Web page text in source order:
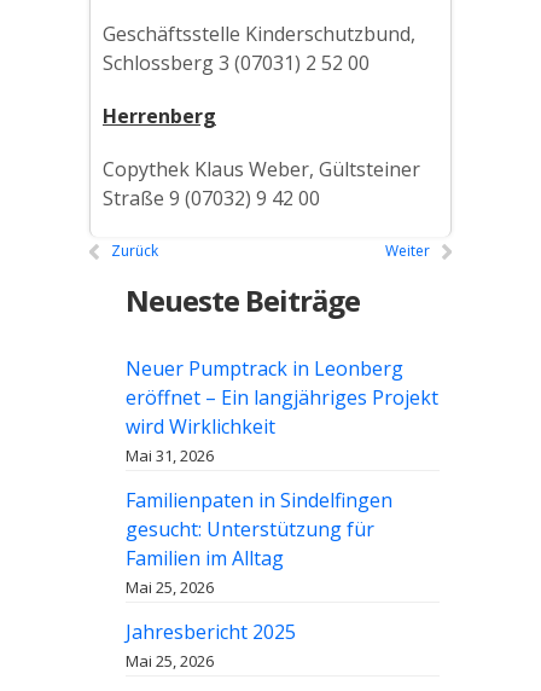
Geschäftsstelle Kinderschutzbund,
Schlossberg 3 (07031) 2 52 00
Herrenberg
Copythek Klaus Weber, Gültsteiner
Straße 9 (07032) 9 42 00
Zurück Weiter
Neueste Beiträge
Neuer Pumptrack in Leonberg
eröffnet – Ein langjähriges Projekt
wird Wirklichkeit
Mai 31, 2026
Familienpaten in Sindelfingen
gesucht: Unterstützung für
Familien im Alltag
Mai 25, 2026
Jahresbericht 2025
Mai 25, 2026